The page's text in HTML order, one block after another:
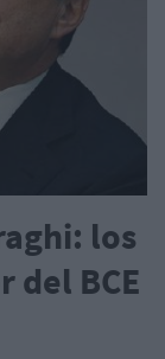
los
del BCE